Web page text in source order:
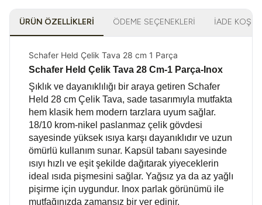
ÜRÜN ÖZELLIKLERI ÖDEME SEÇENEKLERI İADE
Schafer Held Çelik Tava 28 cm 1 Parça
Schafer Held Çelik Tava 28 Cm-1 Parça-Inox
Şıklık ve dayanıklılığı bir araya getiren Schafer
Held 28 cm Çelik Tava, sade tasarımıyla mutfakta
hem klasik hem modern tarzlara uyum sağlar.
18/10 krom-nikel paslanmaz çelik gövdesi
sayesinde yüksek ısıya karşı dayanıklıdır ve uzun
ömürlü kullanım sunar. Kapsül tabanı sayesinde
ısıyı hızlı ve eşit şekilde dağıtarak yiyeceklerin
ideal ısıda pişmesini sağlar. Yağsız ya da az yağlı
pişirme için uygundur. Inox parlak görünümü ile
mutfağınızda zamansız bir yer edinir.